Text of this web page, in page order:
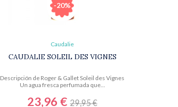
-20%
Caudalie
CAUDALIE SOLEIL DES VIGNES
Descripción de Roger & Gallet Soleil des Vignes
Un agua fresca perfumada que...
23,96 €29,95 €